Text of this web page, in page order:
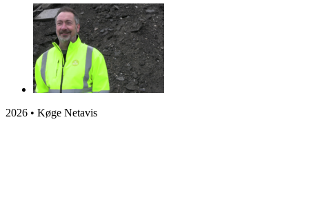
2026 • Køge Netavis